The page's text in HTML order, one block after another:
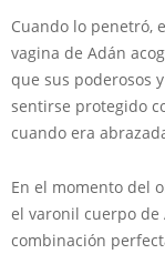
Cuando lo penetró,
vagina de Adán
que sus poderosos
sentirse protegido
cuando era
En el momento del
el varonil cuerpo de
combinación